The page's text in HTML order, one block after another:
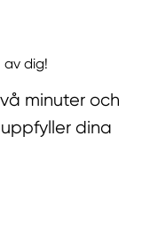
av dig!
minuter och
dina